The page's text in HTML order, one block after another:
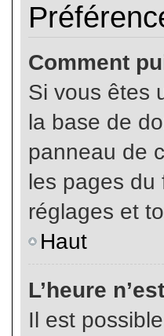
Comment
Si vous êtes
la base de
panneau de
les pages du
réglages et
Haut
L’heure
Il est